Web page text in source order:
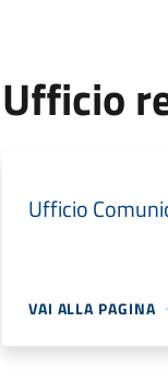
Ufficio
Ufficio
VAI ALLA PAGINA